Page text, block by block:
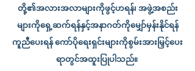
တို့၏အလားအလာများကိုဖွင့်ဟရန်၊ အဖွဲ့အစည်း
များကိုရှေ့ဆက်ရန်နှင့်အနာဂတ်ကိုမျှော်မှန်းနိုင်ရန်
ကူညီပေးရန် ကော်ပိုရေးရှင်းများကိုစွမ်းအားမြှင့်ပေး
ရာတွင်အထူးပြုပါသည်။